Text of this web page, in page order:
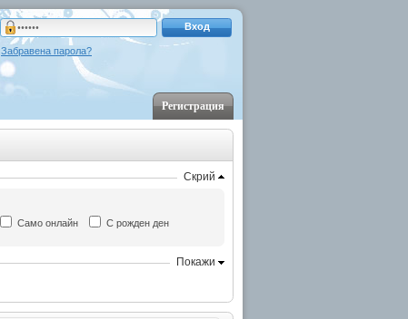
Регистрация
Вход
Забравена парола?
Скрий
Само онлайн С рожден ден
Покажи